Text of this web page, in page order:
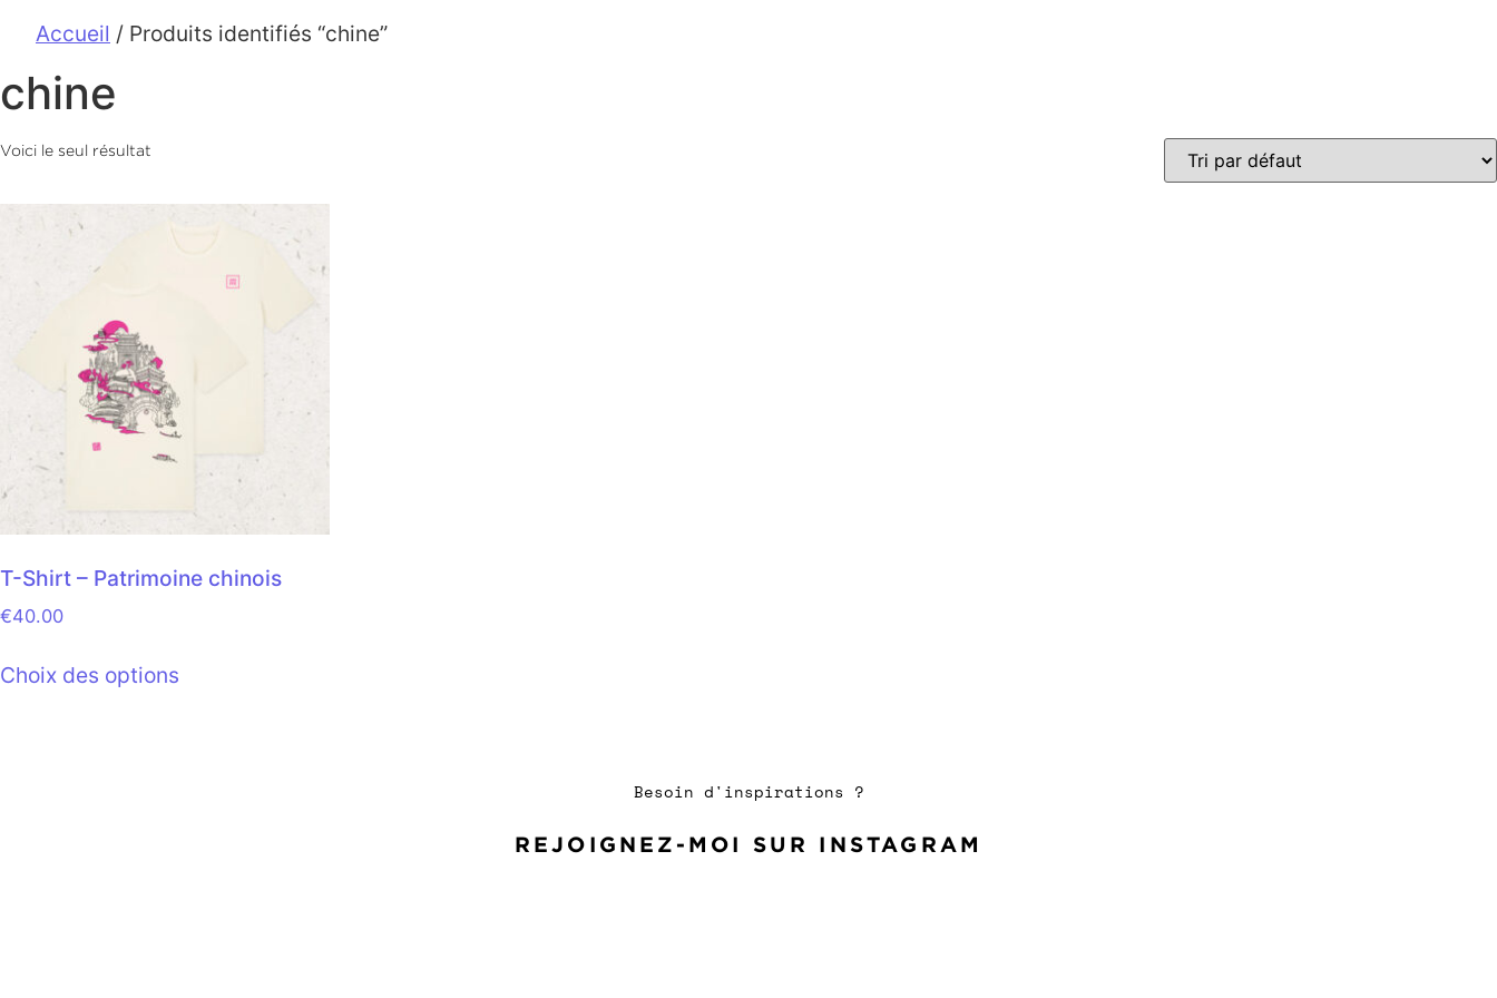
Accueil / Produits identifiés “chine”
chine
Voici le seul résultat
T-Shirt – Patrimoine chinois
€40.00
Choix des options
Besoin d'inspirations ?
REJOIGNEZ-MOI SUR INSTAGRAM